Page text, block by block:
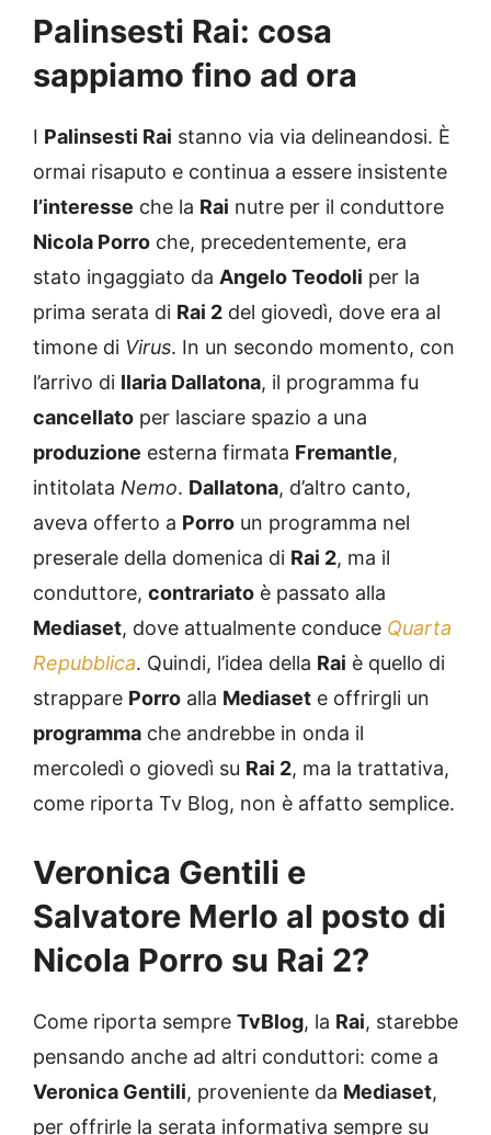
Palinsesti Rai: cosa
sappiamo fino ad ora
I Palinsesti Rai stanno via via delineandosi. È
ormai risaputo e continua a essere insistente
l’interesse
che la Rai nutre per il conduttore
Nicola Porro
che, precedentemente, era
stato ingaggiato da
Angelo Teodoli per la
prima serata di Rai 2 del giovedì, dove era al
timone di Virus
. In un secondo momento, con
l’arrivo di Ilaria Dallatona
, il programma fu
cancellato
per lasciare spazio a una
produzione
esterna firmata Fremantle
intitolata Nemo Dallatona
, d’altro canto,
aveva offerto a Porro
un programma nel
preserale della domenica di Rai 2 , ma il
conduttore,
contrariato
è passato alla
Mediaset , dove attualmente conduce
Quarta
Repubblica
. Quindi, l’idea della Rai è quello di
strappare Porro alla Mediaset e offrirgli un
che andrebbe in onda il
mercoledì o giovedì su Rai 2 , ma la trattativa,
come riporta Tv Blog, non è affatto semplice.
Veronica Gentili e
Salvatore Merlo al posto di
Nicola Porro su Rai 2?
Come riporta sempre TvBlog , la Rai , starebbe
pensando anche ad altri conduttori: come a
Veronica Gentili , proveniente da Mediaset
per offrirle la serata informativa sempre su